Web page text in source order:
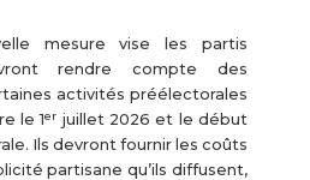
mesure vise les partis
rendre compte des
activités préélectorales
le 1er juillet 2026 et le début
Ils devront fournir les coûts
partisane qu’ils diffusent,